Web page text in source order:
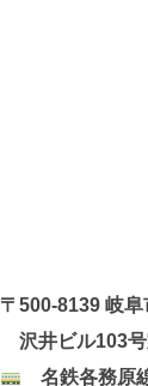
〒500-8139 岐
沢井ビル103
名鉄各務原